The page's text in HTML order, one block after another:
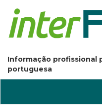
Informação profissional
portuguesa